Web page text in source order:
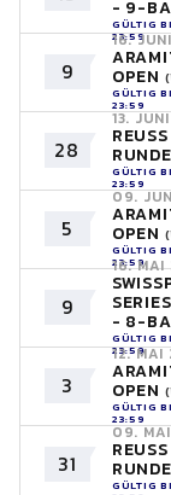
- 9-
GÜLTIG
23:59
9
16.
OPEN
GÜLTIG
23:59
28
13.
GÜLTIG
23:59
5
09.
OPEN
GÜLTIG
23:59
9
16.
- 8-
GÜLTIG
23:59
3
12.
OPEN
GÜLTIG
23:59
31
09.
GÜLTIG